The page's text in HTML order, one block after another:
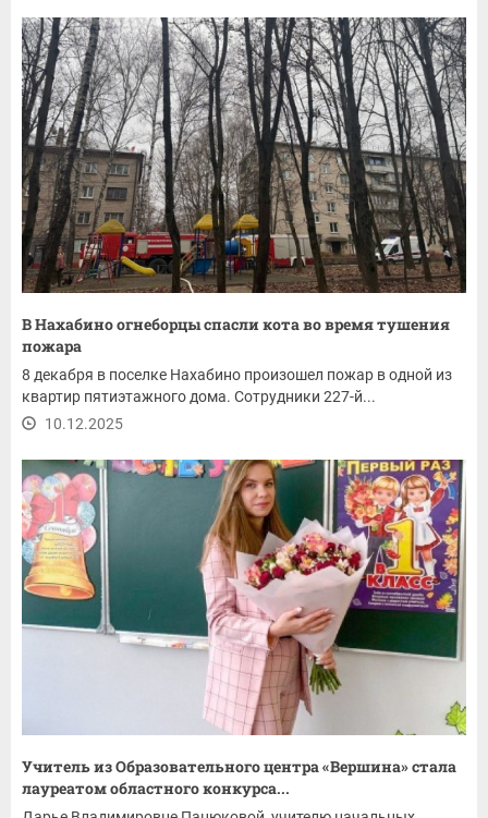
В Нахабино огнеборцы спасли кота во время тушения
пожара
8 декабря в поселке Нахабино произошел пожар в одной из
квартир пятиэтажного дома. Сотрудники 227-й...
10.12.2025
Учитель из Образовательного центра «Вершина» стала
лауреатом областного конкурса...